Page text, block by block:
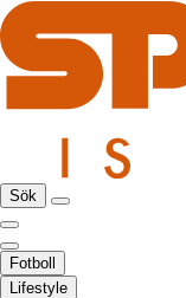
Sök
Fotboll
Lifestyle